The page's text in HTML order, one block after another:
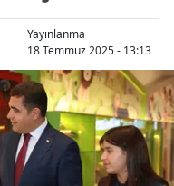
Aydın
Balıkesir
Bilecik
Bingöl
Yayınlanma
18 Temmuz 2025 - 13:13